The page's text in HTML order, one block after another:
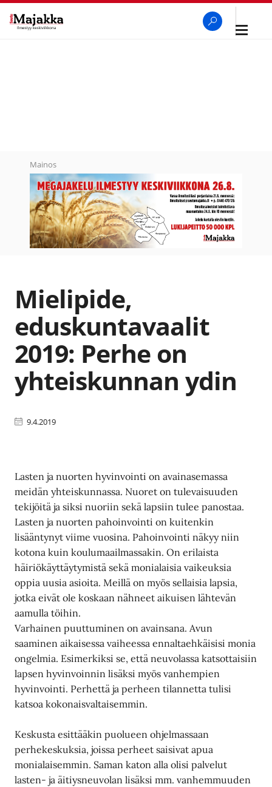
Avaa
Mainos
Mielipide,
eduskuntavaalit
2019: Perhe on
yhteiskunnan ydin
9.4.2019
Lasten ja nuorten hyvinvointi on avainasemassa
meidän yhteiskunnassa. Nuoret on tulevaisuuden
tekijöitä ja siksi nuoriin sekä lapsiin tulee panostaa.
Lasten ja nuorten pahoinvointi on kuitenkin
lisääntynyt viime vuosina. Pahoinvointi näkyy niin
kotona kuin koulumaailmassakin. On erilaista
häiriökäyttäytymistä sekä monialaisia vaikeuksia
oppia uusia asioita. Meillä on myös sellaisia lapsia,
jotka eivät ole koskaan nähneet aikuisen lähtevän
aamulla töihin.
Varhainen puuttuminen on avainsana. Avun
saaminen aikaisessa vaiheessa ennaltaehkäisisi monia
ongelmia. Esimerkiksi se, että neuvolassa katsottaisiin
lapsen hyvinvoinnin lisäksi myös vanhempien
hyvinvointi. Perhettä ja perheen tilannetta tulisi
katsoa kokonaisvaltaisemmin.
Keskusta esittääkin puolueen ohjelmassaan
perhekeskuksia, joissa perheet saisivat apua
monialaisemmin. Saman katon alla olisi palvelut
lasten- ja äitiysneuvolan lisäksi mm. vanhemmuuden